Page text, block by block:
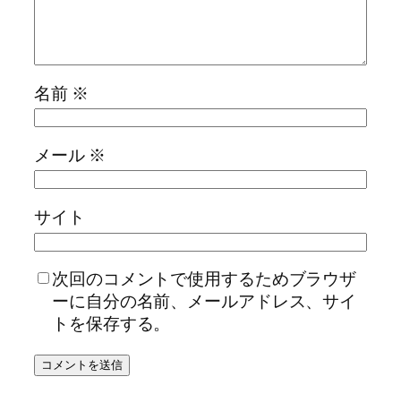
名前 ※
メール ※
サイト
次回のコメントで使用するためブラウザ
ーに自分の名前、メールアドレス、サイ
トを保存する。